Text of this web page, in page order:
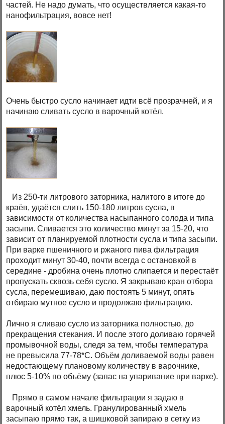
частей. Не надо думать, что осуществляется какая-то
нанофильтрация, вовсе нет!
Очень быстро сусло начинает идти всё прозрачней, и я
начинаю сливать сусло в варочный котёл.
Из 250-ти литрового заторника, налитого в итоге до
краёв, удаётся слить 150-180 литров сусла, в
зависимости от количества насыпанного солода и типа
засыпи. Сливается это количество минут за 15-20, что
зависит от планируемой плотности сусла и типа засыпи.
При варке пшеничного и ржаного пива фильтрация
проходит минут 30-40, почти всегда с остановкой в
середине - дробина очень плотно слипается и перестаёт
пропускать сквозь себя сусло. Я закрываю кран отбора
сусла, перемешиваю, даю постоять 5 минут, опять
отбираю мутное сусло и продолжаю фильтрацию.
Лично я сливаю сусло из заторника полностью, до
прекращения стекания. И после этого доливаю горячей
промывочной воды, следя за тем, чтобы температура
не превысила 77-78*С. Объём доливаемой воды равен
недостающему плановому количеству в варочнике,
плюс 5-10% по объёму (запас на упаривание при варке).
Прямо в самом начале фильтрации я задаю в
варочный котёл хмель. Гранулированный хмель
засыпаю прямо так, а шишковой запираю в сетку из